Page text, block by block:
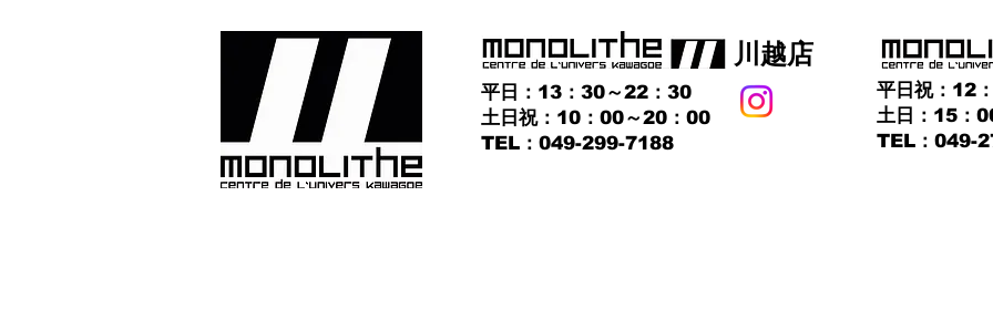
​川越店
平日：13：30～22：30
土日祝：10：00～20：00
​TEL：049-299-7188
平日祝：12
土日：15：
TEL：049-